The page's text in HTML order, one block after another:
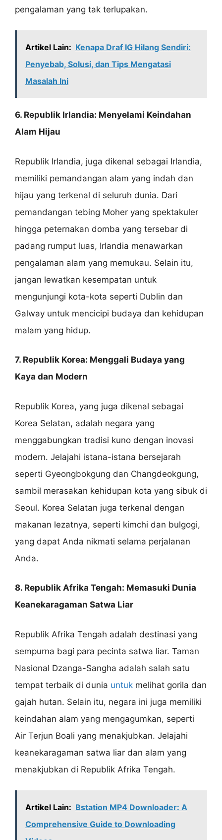
pengalaman yang tak terlupakan.
Artikel Lain: Kenapa Draf IG Hilang Sendiri:
Penyebab, Solusi, dan Tips Mengatasi
Masalah Ini
6. Republik Irlandia: Menyelami Keindahan
Alam Hijau
Republik Irlandia, juga dikenal sebagai Irlandia,
memiliki pemandangan alam yang indah dan
hijau yang terkenal di seluruh dunia. Dari
pemandangan tebing Moher yang spektakuler
hingga peternakan domba yang tersebar di
padang rumput luas, Irlandia menawarkan
pengalaman alam yang memukau. Selain itu,
jangan lewatkan kesempatan untuk
mengunjungi kota-kota seperti Dublin dan
Galway untuk mencicipi budaya dan kehidupan
malam yang hidup.
7. Republik Korea: Menggali Budaya yang
Kaya dan Modern
Republik Korea, yang juga dikenal sebagai
Korea Selatan, adalah negara yang
menggabungkan tradisi kuno dengan inovasi
modern. Jelajahi istana-istana bersejarah
seperti Gyeongbokgung dan Changdeokgung,
sambil merasakan kehidupan kota yang sibuk di
Seoul. Korea Selatan juga terkenal dengan
makanan lezatnya, seperti kimchi dan bulgogi,
yang dapat Anda nikmati selama perjalanan
Anda.
8. Republik Afrika Tengah: Memasuki Dunia
Keanekaragaman Satwa Liar
Republik Afrika Tengah adalah destinasi yang
sempurna bagi para pecinta satwa liar. Taman
Nasional Dzanga-Sangha adalah salah satu
tempat terbaik di dunia untuk melihat gorila dan
gajah hutan. Selain itu, negara ini juga memiliki
keindahan alam yang mengagumkan, seperti
Air Terjun Boali yang menakjubkan. Jelajahi
keanekaragaman satwa liar dan alam yang
menakjubkan di Republik Afrika Tengah.
Artikel Lain: Bstation MP4 Downloader: A
Comprehensive Guide to Downloading